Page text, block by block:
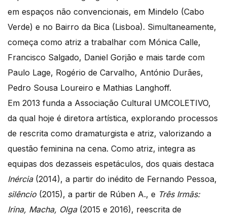
em espaços não convencionais, em Mindelo (Cabo
Verde) e no Bairro da Bica (Lisboa). Simultaneamente,
começa como atriz a trabalhar com Mónica Calle,
Francisco Salgado, Daniel Gorjão e mais tarde com
Paulo Lage, Rogério de Carvalho, António Durães,
Pedro Sousa Loureiro e Mathias Langhoff.
Em 2013 funda a Associação Cultural UMCOLETIVO,
da qual hoje é diretora artística, explorando processos
de rescrita como dramaturgista e atriz, valorizando a
questão feminina na cena. Como atriz, integra as
equipas dos dezasseis espetáculos, dos quais destaca
Inércia(2014), a partir do inédito de Fernando Pessoa,
silêncio (2015), a partir de Rúben A., e Três Irmãs:
Irina, Macha, Olga(2015 e 2016), reescrita de